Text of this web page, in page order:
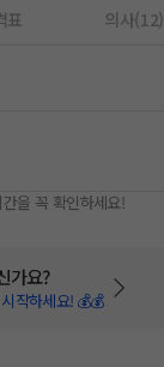
표 의사(12)
을 꼭 확인하세요!
가요?
작하세요! 💰💰